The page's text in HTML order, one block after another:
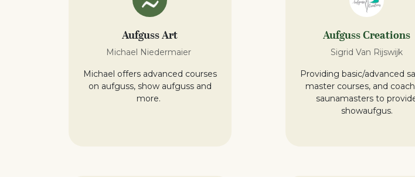
Aufguss Art
Michael Niedermaier
Michael offers advanced courses
on aufguss, show aufguss and
more.
Aufguss Creations
Sigrid Van Rijswijk
Providing basic/advanced
master courses, and
saunamasters to
showaufgus.